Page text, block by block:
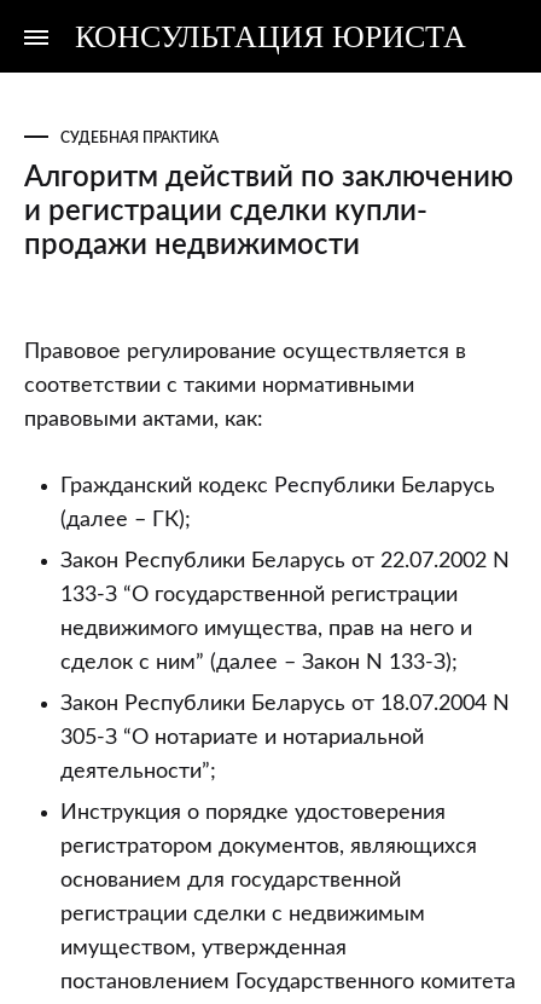
КОНСУЛЬТАЦИЯ ЮРИСТА
Консультация
Консультация
СУДЕБНАЯ ПРАКТИКА
Алгоритм действий по заключению
и регистрации сделки купли-
продажи недвижимости
Алгоритм
действий
по
регистрации
сделки
купли-
продажи
недвижимости
Правовое регулирование осуществляется в
соответствии с такими нормативными
правовыми актами, как:
Гражданский кодекс Республики Беларусь
(далее – ГК);
Закон Республики Беларусь от 22.07.2002 N
133-З “О государственной регистрации
недвижимого имущества, прав на него и
сделок с ним” (далее – Закон N 133-З);
Закон Республики Беларусь от 18.07.2004 N
305-З “О нотариате и нотариальной
деятельности”;
Инструкция о порядке удостоверения
регистратором документов, являющихся
основанием для государственной
регистрации сделки с недвижимым
имуществом, утвержденная
постановлением Государственного комитета